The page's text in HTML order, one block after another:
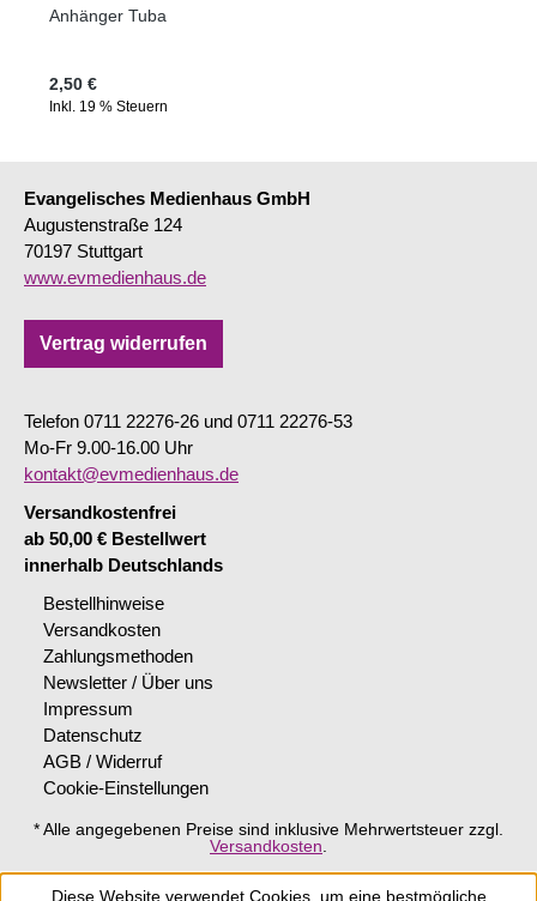
Anhänger Tuba
Regulärer Preis:
2,50 €
Inkl. 19 % Steuern
Evangelisches Medienhaus GmbH
Augustenstraße 124
70197 Stuttgart
www.evmedienhaus.de
Vertrag widerrufen
Telefon 0711 22276-26 und 0711 22276-53
Mo-Fr 9.00-16.00 Uhr
kontakt@evmedienhaus.de
Versandkostenfrei
ab 50,00 € Bestellwert
innerhalb Deutschlands
Bestellhinweise
Versandkosten
Zahlungsmethoden
Newsletter / Über uns
Impressum
Datenschutz
AGB / Widerruf
Cookie-Einstellungen
* Alle angegebenen Preise sind inklusive Mehrwertsteuer zzgl.
Versandkosten.
Diese Website verwendet Cookies, um eine bestmögliche